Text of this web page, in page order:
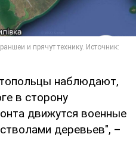
наблюдают,
в сторону
движутся военные
деревьев", –